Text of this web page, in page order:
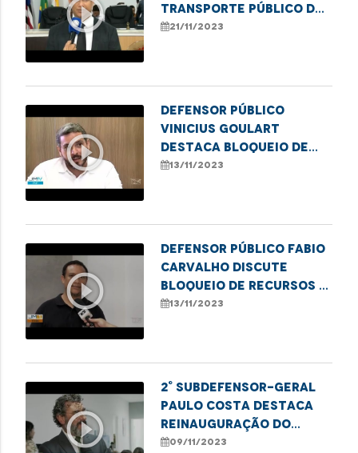
play_circle_outline
transporte público de
Imperatriz em audiência
21/11/2023
play_circle_outline
Defensor público
Vinicius Goulart
destaca bloqueio de
verbas para
privada de saúde
13/11/2023
play_circle_outline
Defensor público Fabio
Carvalho discute
bloqueio de recursos e
desafios na saúde
13/11/2023
play_circle_outline
2° Subdefensor-Geral
Paulo Costa destaca
reinauguração do
Núcleo Regional da DPE
09/11/2023